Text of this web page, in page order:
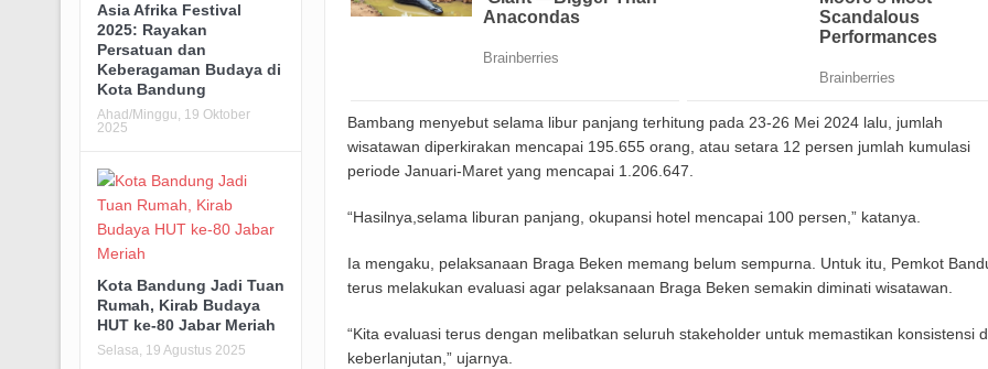
Bambang menyebut selama libur panjang terhitung pada 23-26 Mei 2024 lalu, jumlah
wisatawan diperkirakan mencapai 195.655 orang, atau setara 12 persen jumlah kumulasi
periode Januari-Maret yang mencapai 1.206.647.
“Hasilnya,selama liburan panjang, okupansi hotel mencapai 100 persen,” katanya.
Ia mengaku, pelaksanaan Braga Beken memang belum sempurna. Untuk itu, Pemkot
terus melakukan evaluasi agar pelaksanaan Braga Beken semakin diminati wisatawan.
“Kita evaluasi terus dengan melibatkan seluruh stakeholder untuk memastikan konsistensi
keberlanjutan,” ujarnya.
Asia Afrika Festival
2025: Rayakan
Persatuan dan
Keberagaman Budaya di
Kota Bandung
Ahad/Minggu, 19 Oktober
2025
Kota Bandung Jadi Tuan
Rumah, Kirab Budaya
HUT ke-80 Jabar Meriah
Selasa, 19 Agustus 2025